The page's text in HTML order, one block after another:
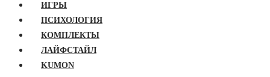
ИГРЫ
ПСИХОЛОГИЯ
КОМПЛЕКТЫ
ЛАЙФСТАЙЛ
KUMON